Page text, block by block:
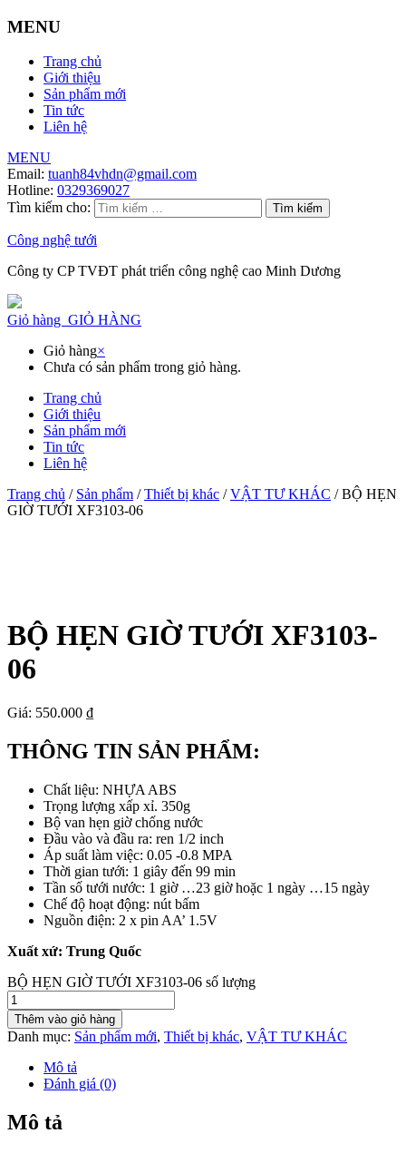
MENU
Trang chủ
Giới thiệu
Sản phẩm mới
Tin tức
Liên hệ
MENU
Email: tuanh84vhdn@gmail.com
Hotline: 0329369027
Tìm kiếm cho:
Công nghệ tưới
Công ty CP TVĐT phát triển công nghệ cao Minh Dương
Giỏ hàng GIỎ HÀNG
Giỏ hàng×
Chưa có sản phẩm trong giỏ hàng.
Trang chủ
Giới thiệu
Sản phẩm mới
Tin tức
Liên hệ
Trang chủ / Sản phẩm /Thiết bị khác /VẬT TƯ KHÁC / BỘ HẸN
GIỜ TƯỚI XF3103-06
BỘ HẸN GIỜ TƯỚI XF3103-
06
Giá: 550.000 ₫
THÔNG TIN SẢN PHẨM:
Chất liệu: NHỰA ABS
Trọng lượng xấp xỉ. 350g
Bộ van hẹn giờ chống nước
Đầu vào và đầu ra: ren 1/2 inch
Áp suất làm việc: 0.05 -0.8 MPA
Thời gian tưới: 1 giây đến 99 min
Tần số tưới nước: 1 giờ …23 giờ hoặc 1 ngày …15 ngày
Chế độ hoạt động: nút bấm
Nguồn điện: 2 x pin AA’ 1.5V
Xuất xứ: Trung Quốc
BỘ HẸN GIỜ TƯỚI XF3103-06 số lượng
Thêm vào giỏ hàng
Danh mục: Sản phẩm mới, Thiết bị khác, VẬT TƯ KHÁC
Mô tả
Đánh giá (0)
Mô tả